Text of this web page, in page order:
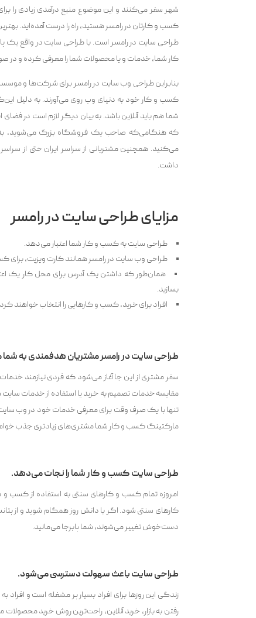
شهر سفر می‌کنند و این موضوع منبع درآمدی زیادی را
کسب و کارتان در رامسر هستید، راه را درست آمده‌اید.
طراحی سایت در رامسر است‌‌. با طراحی سایت در واقع یک
کار شما، خدمات و یا محصولات شما را معرفی کرده و
بنابراین طراحی وب سایت در رامسر برای شرکت‌ها و
کسب و کار خود به دنیای وب روی می‌آورند. به دلیل
شما هم باید آنلاین باشد. به بیان دیگر لازم است در
می‌کنید. همچنین مشتریانی از سراسر ایران حتی از
داشت.
مزایای طراحی سایت در رامسر
طراحی سایت به کسب و کار شما اعتبار می‌دهد.
طراحی وب‌ سایت در رامسر همانند کارت ویزیت،
همان‌طور که داشتن یک آدرس برای محل کار یک
بسازید.
افراد برای خرید، کسب و کارهایی را انتخاب خواهند
طراحی سایت در رامسر مشتریان هدفمندی به
سفر مشتری از این جا آغاز می‌شود که فردی نیازمند
مقایسه خدمات تصمیم به خرید یا استفاده از خدمات
تنها با یک صرف وقت برای معرفی خدمات خود در وب‌ سایت
مارکتینگ کسب و کار شما مشتری‌های زیادتری جذب
طراحی سایت کسب و کار شما را نجات می‌دهد.
امروزه تمام کسب و کارهای سنتی به استفاده از کسب و
کارهای سنتی شود. اگر با دانش روز همگام شوید و از
دست‌خوش تغییر می‌شوند، شما پابرجا می‌مانید.
طراحی سایت باعث سهولت دسترسی می‌شود.
زندگی این روزها برای افراد بسیار پر مشغله است و
رفتن به بازار، خرید آنلاین، راحت‌ترین روش خرید محصولات